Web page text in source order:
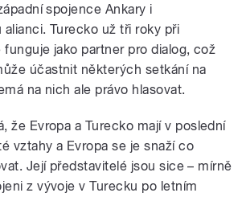
spojence Ankary i
Turecko už tři roky při
jako partner pro dialog, což
účastnit některých setkání na
na nich ale právo hlasovat.
že Evropa a Turecko mají v poslední
vztahy a Evropa se je snaží co
Její představitelé jsou sice – mírně
z vývoje v Turecku po letním